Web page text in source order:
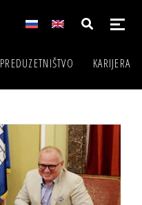
PREDUZETNIŠTVO KARIJERA